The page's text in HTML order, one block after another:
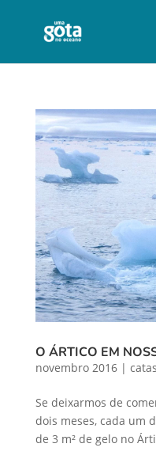
O ÁRTICO EM
novembro 2016|
Se deixarmos de
dois meses, cada um
de 3 m² de gelo no